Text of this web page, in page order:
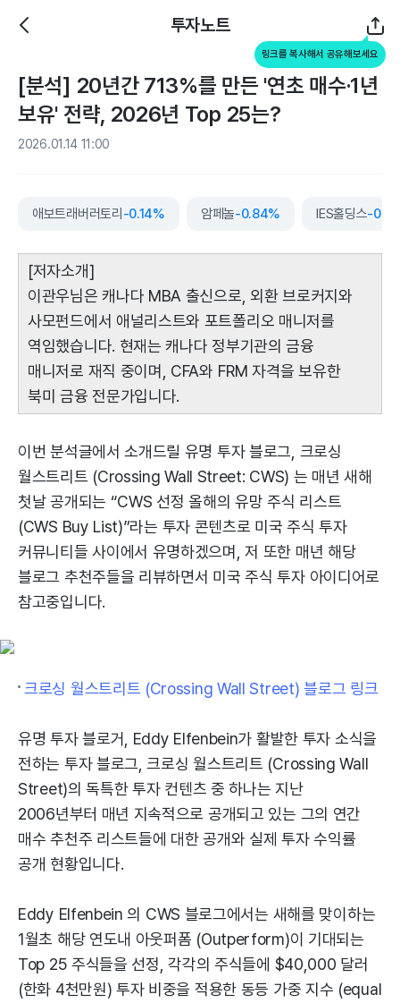
투자노트
링크를 복사해서 공유해보세요
[분석] 20년간 713%를 만든 '연초 매수·1년
보유' 전략, 2026년 Top 25는?
2026.01.14 11:00
애보트래버러토리 -0.14% 암페놀-0.84% IES홀딩스-
[저자소개]
이관우님은 캐나다 MBA 출신으로, 외환 브로커지와
사모펀드에서 애널리스트와 포트폴리오 매니저를
역임했습니다. 현재는 캐나다 정부기관의 금융
매니저로 재직 중이며, CFA와 FRM 자격을 보유한
북미 금융 전문가입니다.
이번 분석글에서 소개드릴 유명 투자 블로그, 크로싱
월스트리트 (Crossing Wall Street: CWS) 는 매년 새해
첫날 공개되는 “CWS 선정 올해의 유망 주식 리스트
(CWS Buy List)”라는 투자 콘텐츠로 미국 주식 투자
커뮤니티들 사이에서 유명하겠으며, 저 또한 매년 해당
블로그 추천주들을 리뷰하면서 미국 주식 투자 아이디어로
참고중입니다.
크로싱 월스트리트 (Crossing Wall Street) 블로그 링크
유명 투자 블로거, Eddy Elfenbein가 활발한 투자 소식을
전하는 투자 블로그, 크로싱 월스트리트 (Crossing Wall
Street)의 독특한 투자 컨텐츠 중 하나는 지난
2006년부터 매년 지속적으로 공개되고 있는 그의 연간
매수 추천주 리스트들에 대한 공개와 실제 투자 수익률
공개 현황입니다.
Eddy Elfenbein 의 CWS 블로그에서는 새해를 맞이하는
1월초 해당 연도내 아웃퍼폼 (Outperform)이 기대되는
Top 25 주식들을 선정, 각각의 주식들에 $40,000 달러
(한화 4천만원) 투자 비중을 적용한 동등 가중 지수 (equal